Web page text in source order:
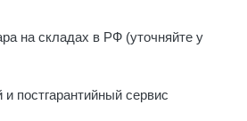
на складах в РФ (уточняйте у
и постгарантийный сервис